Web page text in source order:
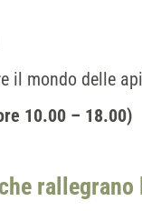
il mondo delle api
10.00 – 18.00)